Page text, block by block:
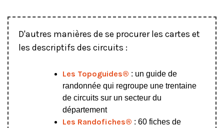
D'autres manières de se procurer les cartes et
les descriptifs des circuits :
Les Topoguides® : un guide de
randonnée qui regroupe une trentaine
de circuits sur un secteur du
département
Les Randofiches® : 60 fiches de